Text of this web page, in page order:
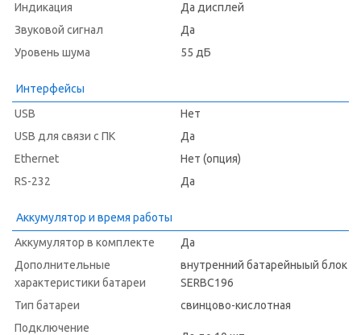
Индикация
Да дисплей
Звуковой сигнал
Да
Уровень шума
55 дБ
Интерфейсы
USB
Нет
USB для связи с ПК
Да
Ethernet
Нет (опция)
RS-232
Да
Аккумулятор и время работы
Аккумулятор в комплекте
Да
Дополнительные
характеристики батареи
внутренний батарейныый блок
SERBC196
Тип батареи
свинцово-кислотная
Подключение